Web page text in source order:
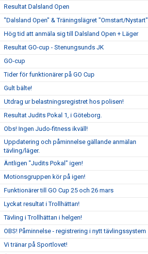
Resultat Dalsland Open
"Dalsland Open" & Träningslägret "Omstart/Nystart"
Hög tid att anmäla sig till Dalsland Open + Läger
Resultat GO-cup - Stenungsunds JK
GO-cup
Tider för funktionärer på GO Cup
Gult bälte!
Utdrag ur belastningsregistret hos polisen!
Resultat Judits Pokal 1, i Göteborg.
Obs! Ingen Judo-fitness ikväll!
Uppdatering och påminnelse gällande anmälan
tävling/läger.
Äntligen "Judits Pokal" igen!
Motionsgruppen kör på igen!
Funktionärer till GO Cup 25 och 26 mars
Lyckat resultat i Trollhättan!
Tävling i Trollhättan i helgen!
OBS! Påminnelse - registrering i nytt tävlingssystem
Vi tränar på Sportlovet!